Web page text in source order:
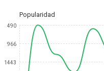
Popularidad
490
966
1443